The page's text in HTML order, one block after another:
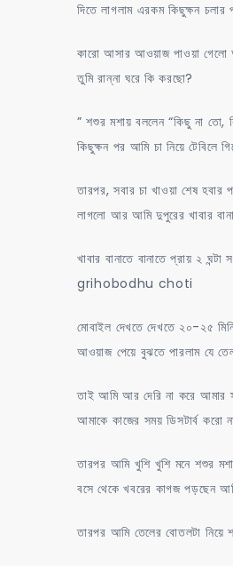
দিতে লাগলাম এরকম কিছুক্ষন চলার
কারো আসার আওয়াজ পাওয়া গেলো
তুমি রান্না ঘরে কি করছো?
” শশুর মশায় বললেন “কিছু না তো,
কিছুক্ষন পর আমি চা নিয়ে টেবিলে
তারপর, সবার চা খাওয়া শেষ
লাগলো আর আমি দুপুরের খাবার
খাবার বানাতে বানাতে প্রায় ২
grihobodhu choti
মোবাইল দেখতে দেখতে ২০-২৫
আওয়াজ পেয়ে বুঝতে পারলাম যে
তাই আমি আর দেরি না করে আমার
আমাকে কাজের সময় ডিসটার্ব করো
তারপর আমি খুশি খুশি মনে শশুর
বসে থেকে খবরের কাগজ পড়ছেন
তারপর আমি তেলের বোতলটা নিয়ে